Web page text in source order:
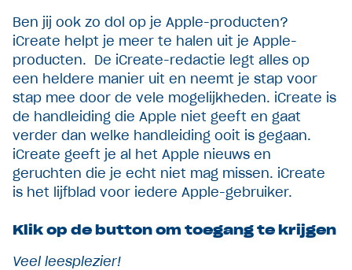
Ben jij ook zo dol op je Apple-producten?
iCreate helpt je meer te halen uit je Apple-
producten. De iCreate-redactie legt alles op
een heldere manier uit en neemt je stap voor
stap mee door de vele mogelijkheden. iCreate is
de handleiding die Apple niet geeft en gaat
verder dan welke handleiding ooit is gegaan.
iCreate geeft je al het Apple nieuws en
geruchten die je echt niet mag missen. iCreate
is het lijfblad voor iedere Apple-gebruiker.
Klik op de button om toegang te krijgen
Veel leesplezier!